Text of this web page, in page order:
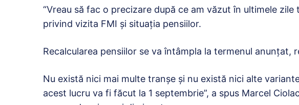
“Vreau să fac o precizare după ce am văzut în ultimele
privind vizita FMI și situația pensiilor.
Recalcularea pensiilor se va întâmpla la termenul anunțat,
Nu există nici mai multe tranșe şi nu există nici alte
acest lucru va fi făcut la 1 septembrie”, a spus Marcel